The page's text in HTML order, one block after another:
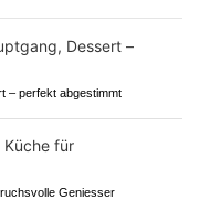
– perfekt abgestimmt
Geniesser